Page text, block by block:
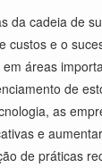
da cadeia de
custos e o
áreas
de
as
e
de práticas